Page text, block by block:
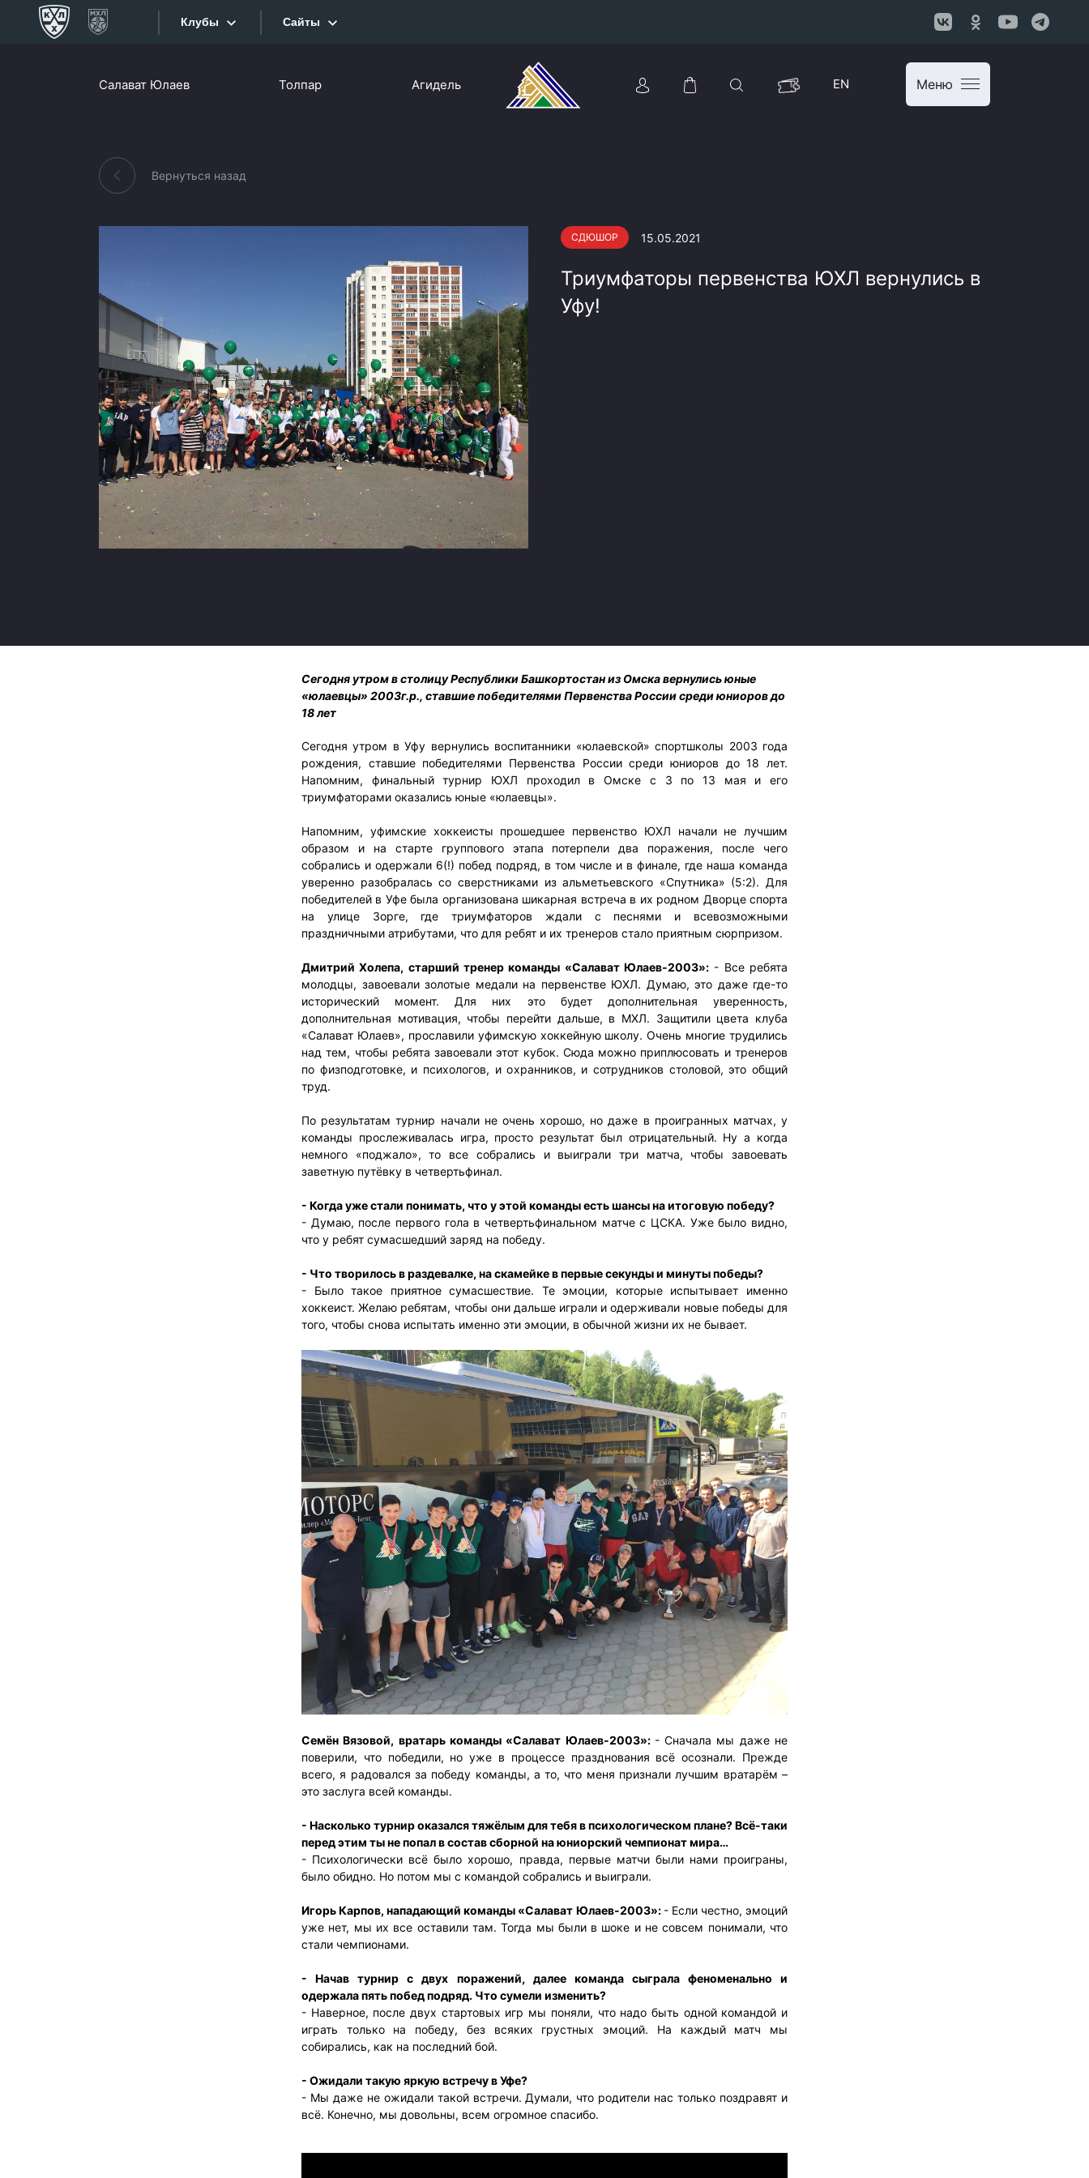
Клубы
Конференция «Запад»
Динамо М
Локомотив
Северсталь
ЦСКА
Шанхайские Драконы
Конференция «Восток»
Дивизион Чернышева
Авангард
Адмирал
Амур
Барыс
Салават Юлаев
Сибирь
Сайты
Сайты
Фотобанк
Приложение КХЛ
Салават Юлаев Толпар Агидель EN Меню
Вернуться назад
СДЮШОР 15.05.2021
Триумфаторы первенства ЮХЛ вернулись в
Уфу!
Сегодня утром в столицу Республики Башкортостан из Омска вернулись юные
«юлаевцы» 2003г.р., ставшие победителями Первенства России среди юниоров до
18 лет
Сегодня утром в Уфу вернулись воспитанники «юлаевской» спортшколы 2003 года
рождения, ставшие победителями Первенства России среди юниоров до 18 лет.
Напомним, финальный турнир ЮХЛ проходил в Омске с 3 по 13 мая и его
триумфаторами оказались юные «юлаевцы».
Напомним, уфимские хоккеисты прошедшее первенство ЮХЛ начали не лучшим
образом и на старте группового этапа потерпели два поражения, после чего
собрались и одержали 6(!) побед подряд, в том числе и в финале, где наша команда
уверенно разобралась со сверстниками из альметьевского «Спутника» (5:2). Для
победителей в Уфе была организована шикарная встреча в их родном Дворце спорта
на улице Зорге, где триумфаторов ждали с песнями и всевозможными
праздничными атрибутами, что для ребят и их тренеров стало приятным сюрпризом.
Дмитрий Холепа, старший тренер команды «Салават Юлаев-2003»: - Все ребята
молодцы, завоевали золотые медали на первенстве ЮХЛ. Думаю, это даже где-то
исторический момент. Для них это будет дополнительная уверенность,
дополнительная мотивация, чтобы перейти дальше, в МХЛ. Защитили цвета клуба
«Салават Юлаев», прославили уфимскую хоккейную школу. Очень многие трудились
над тем, чтобы ребята завоевали этот кубок. Сюда можно приплюсовать и тренеров
по физподготовке, и психологов, и охранников, и сотрудников столовой, это общий
труд.
По результатам турнир начали не очень хорошо, но даже в проигранных матчах, у
команды прослеживалась игра, просто результат был отрицательный. Ну а когда
немного «поджало», то все собрались и выиграли три матча, чтобы завоевать
заветную путёвку в четвертьфинал.
- Когда уже стали понимать, что у этой команды есть шансы на итоговую победу?
- Думаю, после первого гола в четвертьфинальном матче с ЦСКА. Уже было видно,
что у ребят сумасшедший заряд на победу.
- Что творилось в раздевалке, на скамейке в первые секунды и минуты победы?
- Было такое приятное сумасшествие. Те эмоции, которые испытывает именно
хоккеист. Желаю ребятам, чтобы они дальше играли и одерживали новые победы для
того, чтобы снова испытать именно эти эмоции, в обычной жизни их не бывает.
Семён Вязовой, вратарь команды «Салават Юлаев-2003»: - Сначала мы даже не
поверили, что победили, но уже в процессе празднования всё осознали. Прежде
всего, я радовался за победу команды, а то, что меня признали лучшим вратарём –
это заслуга всей команды.
- Насколько турнир оказался тяжёлым для тебя в психологическом плане? Всё-таки
перед этим ты не попал в состав сборной на юниорский чемпионат мира…
- Психологически всё было хорошо, правда, первые матчи были нами проиграны,
было обидно. Но потом мы с командой собрались и выиграли.
Игорь Карпов, нападающий команды «Салават Юлаев-2003»: - Если честно, эмоций
уже нет, мы их все оставили там. Тогда мы были в шоке и не совсем понимали, что
стали чемпионами.
- Начав турнир с двух поражений, далее команда сыграла феноменально и
одержала пять побед подряд. Что сумели изменить?
- Наверное, после двух стартовых игр мы поняли, что надо быть одной командой и
играть только на победу, без всяких грустных эмоций. На каждый матч мы
собирались, как на последний бой.
- Ожидали такую яркую встречу в Уфе?
- Мы даже не ожидали такой встречи. Думали, что родители нас только поздравят и
всё. Конечно, мы довольны, всем огромное спасибо.